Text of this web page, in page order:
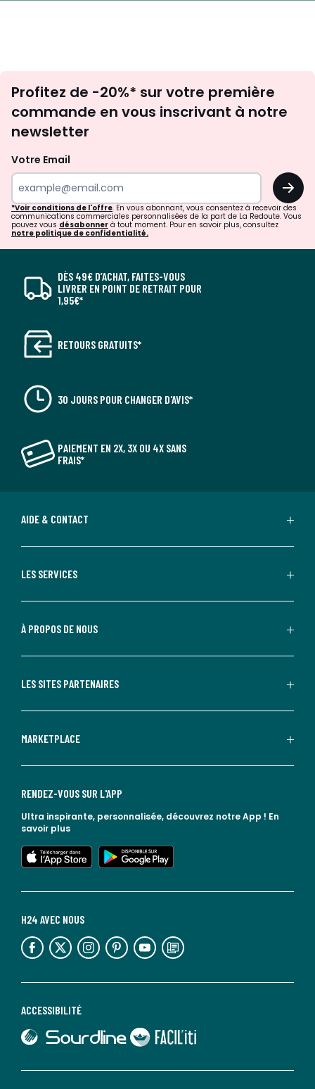
newsletter
Profitez de -20%* sur votre première
commande en vous inscrivant à notre
newsletter
Votre Email
OK
*Voir conditions de l'offre. En vous abonnant, vous consentez à recevoir des
communications commerciales personnalisées de la part de La Redoute. Vous
pouvez vous désabonner à tout moment. Pour en savoir plus, consultez
notre politique de confidentialité.
DÈS 49€ D’ACHAT, FAITES-VOUS
LIVRER EN POINT DE RETRAIT POUR
1,95€*
RETOURS GRATUITS*
30 JOURS POUR CHANGER D'AVIS*
PAIEMENT EN 2X, 3X OU 4X SANS
FRAIS*
AIDE & CONTACT
LES SERVICES
À PROPOS DE NOUS
LES SITES PARTENAIRES
MARKETPLACE
ACCESSIBILITÉ
lien vers Faciliti
H24 AVEC NOUS
lien vers l'espace réseaux sociaux lien vers l'espace réseaux sociaux lien vers l'espace réseaux sociaux lien vers l'espace réseaux sociaux lien vers l'espace réseaux sociaux lien vers le blog la redoute
RENDEZ-VOUS SUR L'APP
Ultra inspirante, personnalisée, découvrez notre App ! En
savoir plus
lien vers l'app store
lien vers google play